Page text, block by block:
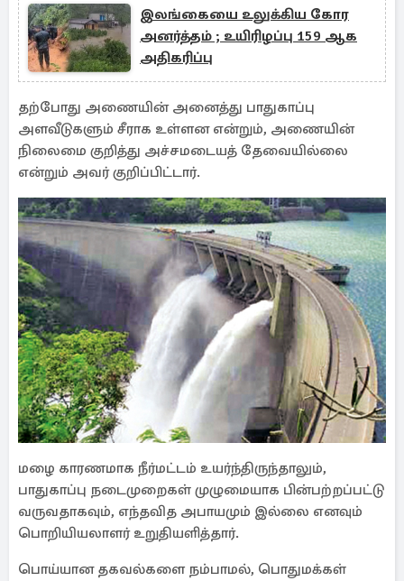
இலங்கையை உலுக்கிய கோர
அனர்த்தம் ; உயிரிழப்பு 159 ஆக
அதிகரிப்பு
தற்போது அணையின் அனைத்து பாதுகாப்பு
அளவீடுகளும் சீராக உள்ளன என்றும், அணையின்
நிலைமை குறித்து அச்சமடையத் தேவையில்லை
என்றும் அவர் குறிப்பிட்டார்.
மழை காரணமாக நீர்மட்டம் உயர்ந்திருந்தாலும்,
பாதுகாப்பு நடைமுறைகள் முழுமையாக பின்பற்றப்பட்டு
வருவதாகவும், எந்தவித அபாயமும் இல்லை எனவும்
பொறியியலாளர் உறுதியளித்தார்.
பொய்யான தகவல்களை நம்பாமல், பொதுமக்கள்